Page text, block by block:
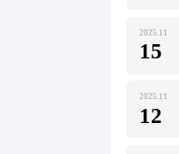
2025.11
15
2025.11
12